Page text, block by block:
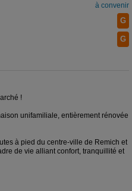
à convenir
G
G
!
unifamiliale, entièrement rénovée
à pied du centre-ville de Remich et
de vie alliant confort, tranquillité et